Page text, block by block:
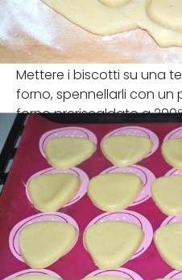
Mettere i biscotti su una
forno, spennellarli con un
forno preriscaldato a